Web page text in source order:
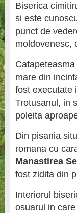
Biserica
si este
punct de
moldovenesc,
mare din
fost executate
Trotusanul, in
poleita
Din pisania
romana cu
Manastirea
fost zidita din
Interiorul
osuarul in